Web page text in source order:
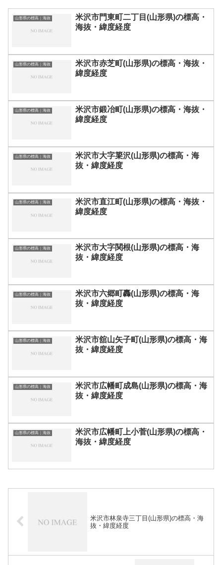
山形県の標高｜海抜
米沢市門東町二丁目(山形県)の標高・
海抜・緯度経度
山形県の標高｜海抜
米沢市赤芝町(山形県)の標高・海抜・
緯度経度
山形県の標高｜海抜
米沢市鍛冶町(山形県)の標高・海抜・
緯度経度
山形県の標高｜海抜
米沢市大字簗沢(山形県)の標高・海
抜・緯度経度
山形県の標高｜海抜
米沢市直江町(山形県)の標高・海抜・
緯度経度
山形県の標高｜海抜
米沢市大字関根(山形県)の標高・海
抜・緯度経度
山形県の標高｜海抜
米沢市六郷町轟(山形県)の標高・海
抜・緯度経度
山形県の標高｜海抜
米沢市舘山矢子町(山形県)の標高・海
抜・緯度経度
山形県の標高｜海抜
米沢市広幡町成島(山形県)の標高・海
抜・緯度経度
山形県の標高｜海抜
米沢市広幡町上小菅(山形県)の標高・
海抜・緯度経度
米沢市林泉寺三丁目(山形県)の標高・海
抜・緯度経度